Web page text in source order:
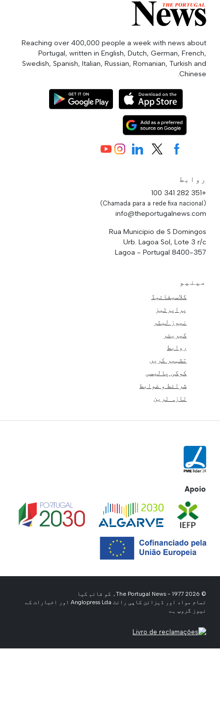
Reaching over 400,000 people a week with news about
Portugal, written in English, Dutch, German, French,
Swedish, Spanish, Italian, Russian, Romanian, Turkish and
Chinese.
روابط
+351 282 341 100
(Chamada para a rede fixa nacional)
info@theportugalnews.com
Rua Municipio de S Domingos
Urb. Lagoa Sol, Lote 3 r/c
8400-357 Lagoa - Portugal
مینیو
کلاسیفائیڈ
پراپرٹیز
نیوز لیٹر
کیریئر
روابط
تشہیر کریں
کوکی پالیسی
شرائط و ضوابط
تازہ ترین
Apoio
© 2026 The Portugal News - 1977ء کو قائم کیا
تمام مواد اور ڈیزائن کاپی رائٹ Anglopress Lda اور اخبارات کے
نیوز گروپ ہے